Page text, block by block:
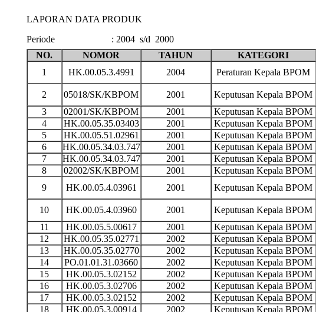
LAPORAN DATA PRODUK
Periode
: 2004 s/d 2000
NO.
NOMOR TAHUN KATEGORI
1
HK.00.05.3.4991 2004 Peraturan Kepala BPOM
2 05018/SK/KBPOM 2001 Keputusan Kepala BPOM
3
02001/SK/KBPOM 2001 Keputusan Kepala BPOM
4
HK.00.05.35.03403 2001 Keputusan Kepala BPOM
5
HK.00.05.51.02961 2001 Keputusan Kepala BPOM
6
HK.00.05.34.03.747 2001 Keputusan Kepala BPOM
7
HK.00.05.34.03.747 2001 Keputusan Kepala BPOM
8
02002/SK/KBPOM 2001 Keputusan Kepala BPOM
9
HK.00.05.4.03961 2001 Keputusan Kepala BPOM
10 HK.00.05.4.03960 2001 Keputusan Kepala BPOM
11
HK.00.05.5.00617 2001 Keputusan Kepala BPOM
12
HK.00.05.35.02771 2002 Keputusan Kepala BPOM
13
HK.00.05.35.02770 2002 Keputusan Kepala BPOM
14
PO.01.01.31.03660 2002 Keputusan Kepala BPOM
15
HK.00.05.3.02152 2002 Keputusan Kepala BPOM
16
HK.00.05.3.02706 2002 Keputusan Kepala BPOM
17
HK.00.05.3.02152 2002 Keputusan Kepala BPOM
18
HK.00.05.3.00914 2002 Keputusan Kepala BPOM